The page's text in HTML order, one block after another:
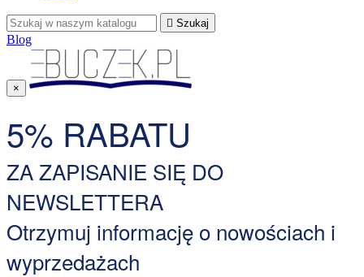
 Szukaj
Blog
×
5% RABATU
ZA ZAPISANIE SIĘ DO
NEWSLETTERA
Otrzymuj informację o nowościach i
wyprzedażach